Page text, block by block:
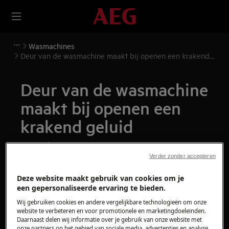
Wasmachines
Deur van de wasmachine maakt bij openen een krakend
Deur van de wasmachine
maakt bij openen een
krakend geluid
Kwestie
of sluiten een krakend geluid
Heeft betrekking op
Wasmachine
Deze website maakt gebruik van cookies om je
een gepersonaliseerde ervaring te bieden.
Wij gebruiken cookies en andere vergelijkbare technologieën om onze
website te verbeteren en voor promotionele en marketingdoeleinden.
Daarnaast delen wij informatie over je gebruik van onze website met
Verder zonder accepteren